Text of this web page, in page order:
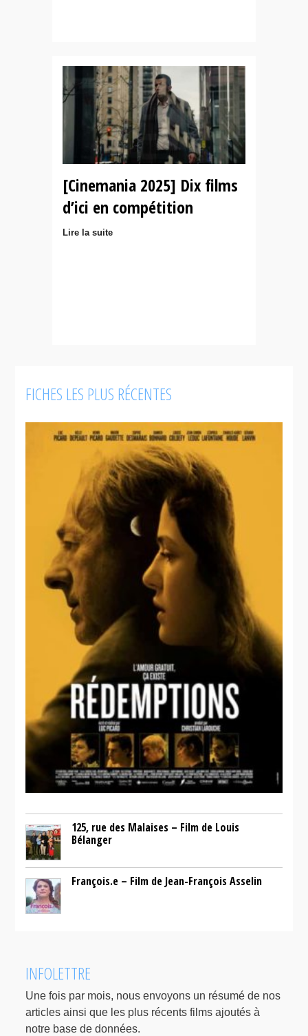
[Cinemania 2025] Dix films
d’ici en compétition
Lire la suite
FICHES LES PLUS RÉCENTES
125, rue des Malaises – Film de Louis
Bélanger
François.e – Film de Jean-François Asselin
INFOLETTRE
Une fois par mois, nous envoyons un résumé de nos
articles ainsi que les plus récents films ajoutés à
notre base de données.